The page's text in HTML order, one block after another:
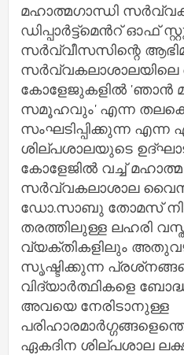
മഹാത്മഗാന്ധി
ഡിപ്പാർട്ട്‌മെൻറ് ഓഫ്
സർവ്വീസസിന്റെ
സർവ്വകലാശാലയിലെ
കോളേജുകളിൽ 'ഞാൻ
സമൂഹവും' എന്ന
സംഘടിപ്പിക്കുന്ന എന്ന
ശില്പശാലയുടെ
കോളേജിൽ വച്ച് മഹാത്മ
സർവ്വകലാശാല
ഡോ.സാബു തോമസ്
തരത്തിലുള്ള ലഹരി
വ്യക്തികളിലും
സൃഷ്ടിക്കുന്ന
വിദ്യാർത്ഥികളെ
അവയെ നേരിടാനുള്ള
ഏകദിന ശില്പശാല